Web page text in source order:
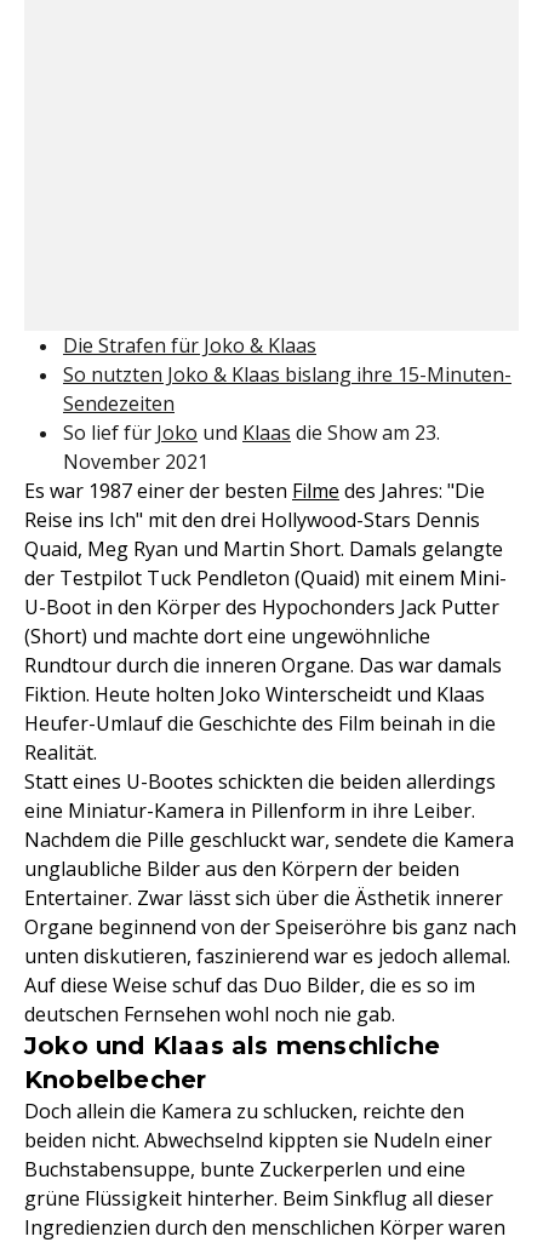
Die Strafen für Joko & Klaas
So nutzten Joko & Klaas bislang ihre 15-Minuten-
Sendezeiten
So lief für Joko und Klaas die Show am 23.
November 2021
Es war 1987 einer der besten Filme des Jahres: "Die
Reise ins Ich" mit den drei Hollywood-Stars Dennis
Quaid, Meg Ryan und Martin Short. Damals gelangte
der Testpilot Tuck Pendleton (Quaid) mit einem Mini-
U-Boot in den Körper des Hypochonders Jack Putter
(Short) und machte dort eine ungewöhnliche
Rundtour durch die inneren Organe. Das war damals
Fiktion. Heute holten Joko Winterscheidt und Klaas
Heufer-Umlauf die Geschichte des Film beinah in die
Realität.
Statt eines U-Bootes schickten die beiden allerdings
eine Miniatur-Kamera in Pillenform in ihre Leiber.
Nachdem die Pille geschluckt war, sendete die Kamera
unglaubliche Bilder aus den Körpern der beiden
Entertainer. Zwar lässt sich über die Ästhetik innerer
Organe beginnend von der Speiseröhre bis ganz nach
unten diskutieren, faszinierend war es jedoch allemal.
Auf diese Weise schuf das Duo Bilder, die es so im
deutschen Fernsehen wohl noch nie gab.
Joko und Klaas als menschliche
Knobelbecher
Doch allein die Kamera zu schlucken, reichte den
beiden nicht. Abwechselnd kippten sie Nudeln einer
Buchstabensuppe, bunte Zuckerperlen und eine
grüne Flüssigkeit hinterher. Beim Sinkflug all dieser
Ingredienzien durch den menschlichen Körper waren